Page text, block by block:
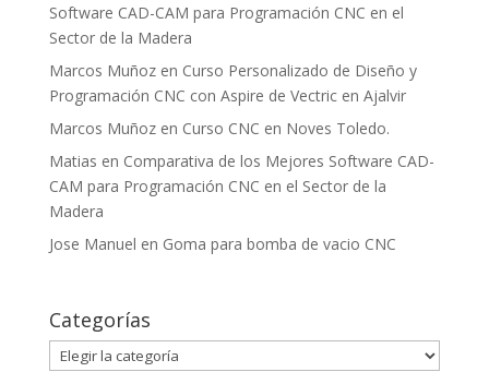
Software CAD-CAM para Programación CNC en el
Sector de la Madera
Marcos Muñozen Curso Personalizado de Diseño y
Programación CNC con Aspire de Vectric en Ajalvir
Marcos Muñozen Curso CNC en Noves Toledo.
Matias en Comparativa de los Mejores Software CAD-
CAM para Programación CNC en el Sector de la
Madera
Jose Manuel en Goma para bomba de vacio CNC
Categorías
Categorías